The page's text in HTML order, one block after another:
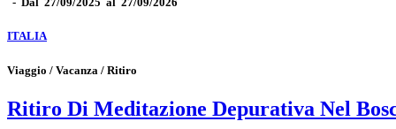
ITALIA
Viaggio / Vacanza / Ritiro
Ritiro Di Meditazione Depurativa Nel